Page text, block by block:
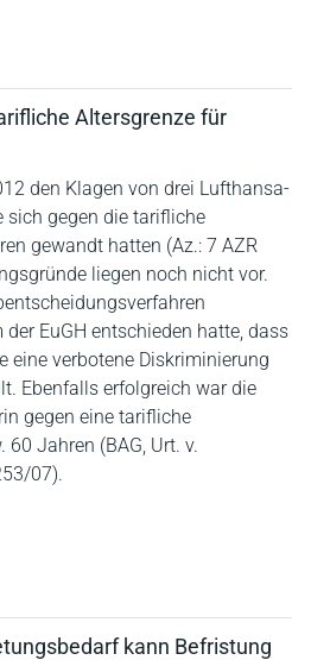
Altersgrenze für
den Klagen von drei Lufthansa-
sich gegen die tarifliche
gewandt hatten (Az.: 7 AZR
liegen noch nicht vor.
EuGH entschieden hatte, dass
eine verbotene Diskriminierung
Ebenfalls erfolgreich war die
gegen eine tarifliche
Jahren (BAG, Urt. v.
07).
kann Befristung